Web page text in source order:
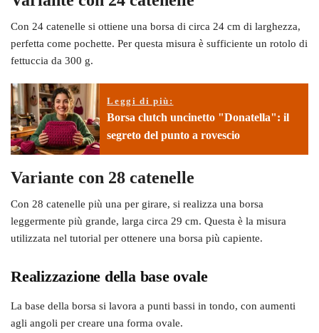
Con 24 catenelle si ottiene una borsa di circa 24 cm di larghezza,
perfetta come pochette. Per questa misura è sufficiente un rotolo di
fettuccia da 300 g.
Leggi di più:
Borsa clutch uncinetto "Donatella": il
segreto del punto a rovescio
Variante con 28 catenelle
Con 28 catenelle più una per girare, si realizza una borsa
leggermente più grande, larga circa 29 cm. Questa è la misura
utilizzata nel tutorial per ottenere una borsa più capiente.
Realizzazione della base ovale
La base della borsa si lavora a punti bassi in tondo, con aumenti
agli angoli per creare una forma ovale.